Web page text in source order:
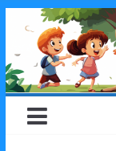
content